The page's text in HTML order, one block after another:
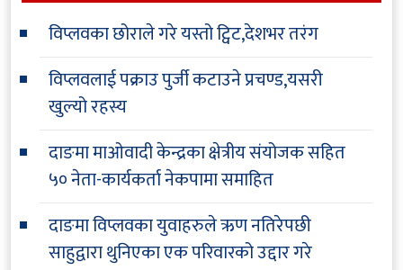
विप्लवका छोराले गरे यस्तो ट्विट,देशभर तरंग
विप्लवलाई पक्राउ पुर्जी कटाउने प्रचण्ड,यसरी
खुल्यो रहस्य
दाङमा माओवादी केन्द्रका क्षेत्रीय संयोजक सहित
५० नेता-कार्यकर्ता नेकपामा समाहित
दाङमा विप्लवका युवाहरुले ऋण नतिरेपछी
साहुद्वारा थुनिएका एक परिवारको उद्दार गरे